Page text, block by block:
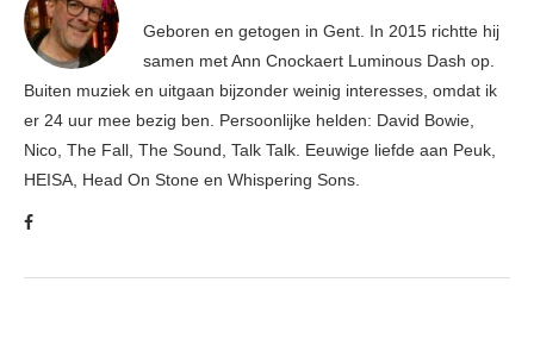
Geboren en getogen in Gent. In 2015 richtte hij
samen met Ann Cnockaert Luminous Dash op.
Buiten muziek en uitgaan bijzonder weinig interesses, omdat ik
er 24 uur mee bezig ben. Persoonlijke helden: David Bowie,
Nico, The Fall, The Sound, Talk Talk. Eeuwige liefde aan Peuk,
HEISA, Head On Stone en Whispering Sons.